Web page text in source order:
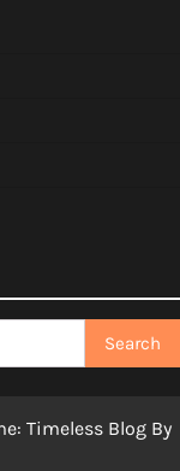
Timeless Blog By